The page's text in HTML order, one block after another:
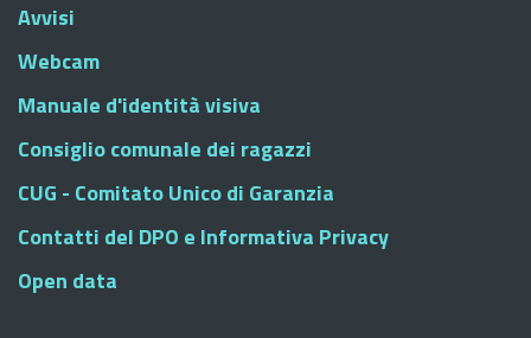
Avvisi
Webcam
Manuale d'identità visiva
Consiglio comunale dei ragazzi
CUG - Comitato Unico di Garanzia
Contatti del DPO e Informativa Privacy
Open data